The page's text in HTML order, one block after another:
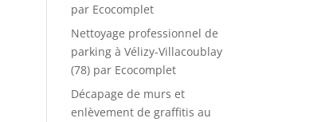
par Ecocomplet
Nettoyage professionnel de
parking à Vélizy-Villacoublay
(78) par Ecocomplet
Décapage de murs et
enlèvement de graffitis au